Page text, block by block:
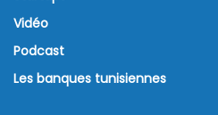
Vidéo
Podcast
Les banques tunisiennes